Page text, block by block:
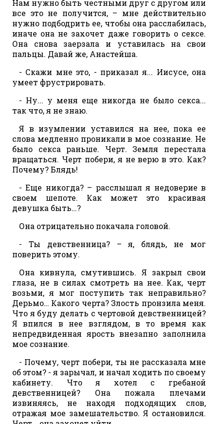
Нам нужно быть честными друг с другом или
все это не получится, – мне действительно
нужно подбодрить ее, чтобы она расслабилась,
иначе она не захочет даже говорить о сексе.
Она снова заерзала и уставилась на свои
пальцы. Давай же, Анастейша.
- Скажи мне это, - приказал я... Иисусе, она
умеет фрустрировать.
- Ну... у меня еще никогда не было секса...
так что, я не знаю.
Я в изумлении уставился на нее, пока ее
слова медленно проникали в мое сознание. Не
было секса раньше. Черт. Земля перестала
вращаться. Черт побери, я не верю в это. Как?
Почему? Блядь!
- Еще никогда? – расслышал я недоверие в
своем шепоте. Как может это красивая
девушка быть…?
Она отрицательно покачала головой.
- Ты девственница? – я, блядь, не мог
поверить этому.
Она кивнула, смутившись. Я закрыл свои
глаза, не в силах смотреть на нее. Как, черт
возьми, я мог поступить так неправильно?
Дерьмо… Какого черта? Злость пронзила меня.
Что я буду делать с чертовой девственницей?
Я впился в нее взглядом, в то время как
непредвиденная ярость внезапно заполнила
мое сознание.
- Почему, черт побери, ты не рассказала мне
об этом? - я зарычал, и начал ходить по своему
кабинету. Что я хотел с гребаной
девственницей? Она пожала плечами
извиняясь, не находя подходящих слов,
отражая мое замешательство. Я остановился.